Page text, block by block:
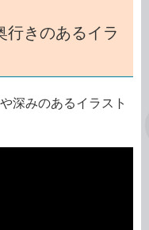
行きのあるイラ
深みのあるイラスト